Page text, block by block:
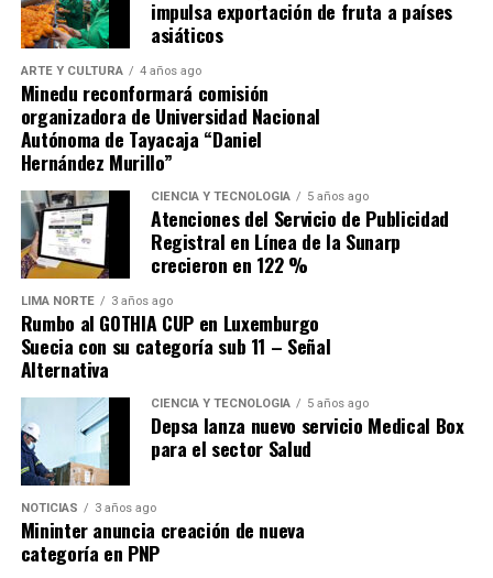
escape.
Source link
Comparte esto:
impulsa exportación de fruta a países
asiáticos
ARTE Y CULTURA 4 años ago
Minedu reconformará comisión
organizadora de Universidad Nacional
Autónoma de Tayacaja “Daniel
Hernández Murillo”
CIENCIA Y TECNOLOGÍA 5 años ago
Atenciones del Servicio de Publicidad
Registral en Línea de la Sunarp
crecieron en 122 %
LIMA NORTE 3 años ago
Rumbo al GOTHIA CUP en Luxemburgo
Suecia con su categoría sub 11 – Señal
Alternativa
CIENCIA Y TECNOLOGÍA 5 años ago
Depsa lanza nuevo servicio Medical Box
para el sector Salud
NOTICIAS 3 años ago
Mininter anuncia creación de nueva
categoría en PNP